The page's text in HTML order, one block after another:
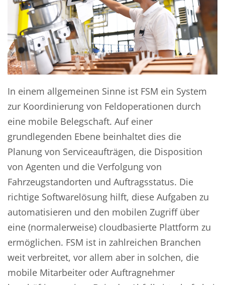
In einem allgemeinen Sinne ist FSM ein System
zur Koordinierung von Feldoperationen durch
eine mobile Belegschaft. Auf einer
grundlegenden Ebene beinhaltet dies die
Planung von Serviceaufträgen, die Disposition
von Agenten und die Verfolgung von
Fahrzeugstandorten und Auftragsstatus. Die
richtige Softwarelösung hilft, diese Aufgaben zu
automatisieren und den mobilen Zugriff über
eine (normalerweise) cloudbasierte Plattform zu
ermöglichen. FSM ist in zahlreichen Branchen
weit verbreitet, vor allem aber in solchen, die
mobile Mitarbeiter oder Auftragnehmer